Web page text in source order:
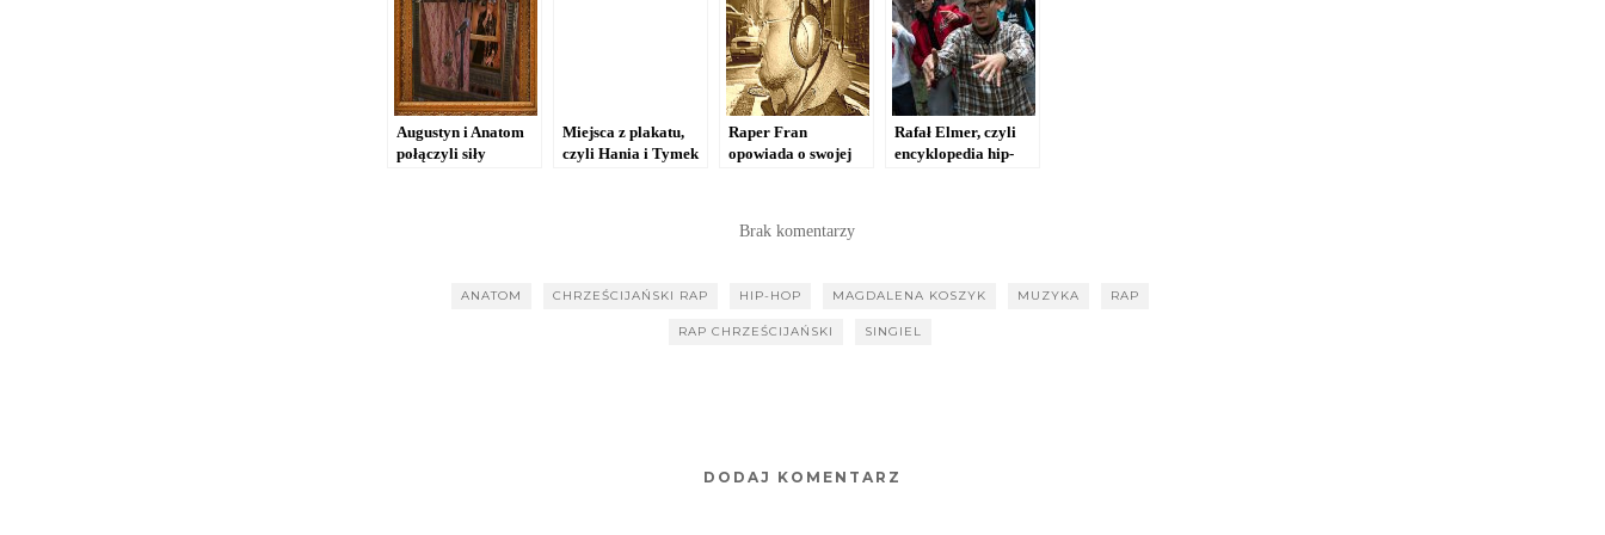
Augustyn i Anatom
połączyli siły
Miejsca z plakatu,
czyli Hania i Tymek
Raper Fran
opowiada o swojej
obecność Boga w
Rafał Elmer, czyli
encyklopedia hip-
Brak komentarzy
ANATOM CHRZEŚCIJAŃSKI RAP HIP-HOP MAGDALENA KOSZYK MUZYKA RAP
RAP CHRZEŚCIJAŃSKI SINGIEL
DODAJ KOMENTARZ